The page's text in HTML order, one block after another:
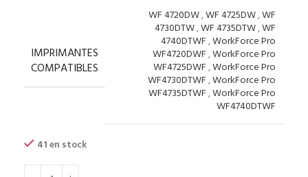
IMPRIMANTES
COMPATIBLES
WF 4720DW,WF 4725DW,WF
4730DTW,WF 4735DTW,WF
4740DTWF,WorkForce Pro
WF4720DWF,WorkForce Pro
WF4725DWF,WorkForce Pro
WF4730DTWF,WorkForce Pro
WF4735DTWF,WorkForce Pro
WF4740DTWF
41 en stock